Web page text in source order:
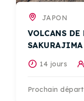
JAPON
VOLCANS DE
14 jours
Prochain départ